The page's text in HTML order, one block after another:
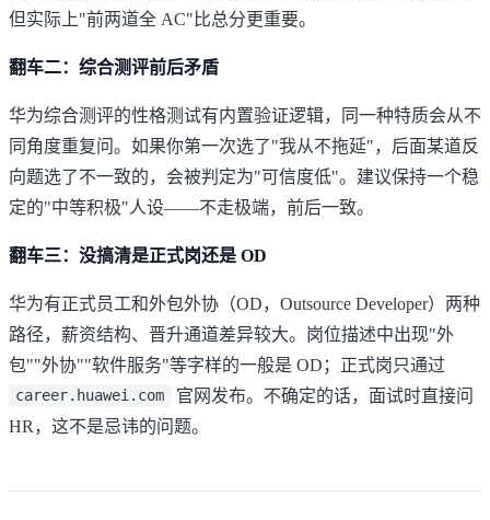
但实际上"前两道全 AC"比总分更重要。
翻车二：综合测评前后矛盾
华为综合测评的性格测试有内置验证逻辑，同一种特质会从不
同角度重复问。如果你第一次选了"我从不拖延"，后面某道反
向题选了不一致的，会被判定为"可信度低"。建议保持一个稳
定的"中等积极"人设——不走极端，前后一致。
翻车三：没搞清是正式岗还是 OD
华为有正式员工和外包外协（OD，Outsource Developer）两种
路径，薪资结构、晋升通道差异较大。岗位描述中出现"外
包""外协""软件服务"等字样的一般是 OD；正式岗只通过
career.huawei.com
官网发布。不确定的话，面试时直接问
HR，这不是忌讳的问题。